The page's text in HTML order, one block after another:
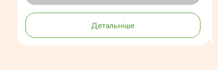
Детальніше